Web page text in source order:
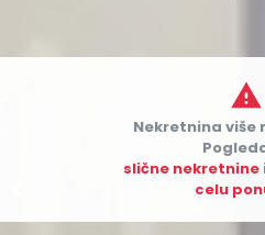

Nekretnina više
slične nekretnine
celu